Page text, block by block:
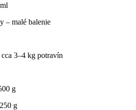
– malé balenie
3–4 kg potravín
g
g